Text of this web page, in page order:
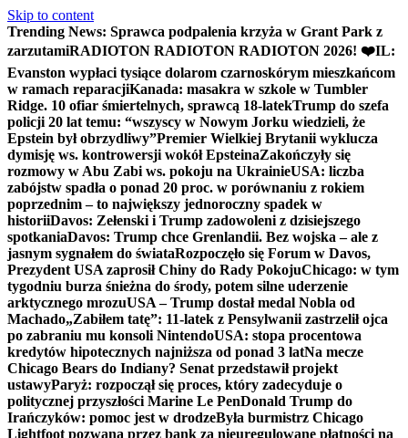
Skip to content
Trending News: Sprawca podpalenia krzyża w Grant Park z
zarzutamiRADIOTON RADIOTON RADIOTON 2026! ❤️IL:
Evanston wypłaci tysiące dolarom czarnoskórym mieszkańcom
w ramach reparacjiKanada: masakra w szkole w Tumbler
Ridge. 10 ofiar śmiertelnych, sprawcą 18-latekTrump do szefa
policji 20 lat temu: “wszyscy w Nowym Jorku wiedzieli, że
Epstein był obrzydliwy”Premier Wielkiej Brytanii wyklucza
dymisję ws. kontrowersji wokół EpsteinaZakończyły się
rozmowy w Abu Zabi ws. pokoju na UkrainieUSA: liczba
zabójstw spadła o ponad 20 proc. w porównaniu z rokiem
poprzednim – to największy jednoroczny spadek w
historiiDavos: Zełenski i Trump zadowoleni z dzisiejszego
spotkaniaDavos: Trump chce Grenlandii. Bez wojska – ale z
jasnym sygnałem do świataRozpoczęło się Forum w Davos,
Prezydent USA zaprosił Chiny do Rady PokojuChicago: w tym
tygodniu burza śnieżna do środy, potem silne uderzenie
arktycznego mrozuUSA – Trump dostał medal Nobla od
Machado„Zabiłem tatę”: 11-latek z Pensylwanii zastrzelił ojca
po zabraniu mu konsoli NintendoUSA: stopa procentowa
kredytów hipotecznych najniższa od ponad 3 latNa mecze
Chicago Bears do Indiany? Senat przedstawił projekt
ustawyParyż: rozpoczął się proces, który zadecyduje o
politycznej przyszłości Marine Le PenDonald Trump do
Irańczyków: pomoc jest w drodzeByła burmistrz Chicago
Lightfoot pozwana przez bank za nieuregulowane płatności na